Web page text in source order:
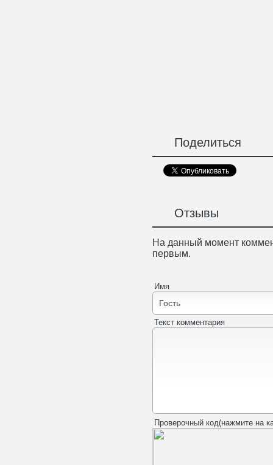
Поделиться
Отзывы
На данный момент
первым.
Имя
Текст комментария
Проверочный код(нажмите на